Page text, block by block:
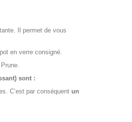
Il permet de vous
en verre consigné.
sont :
C’est par conséquent un